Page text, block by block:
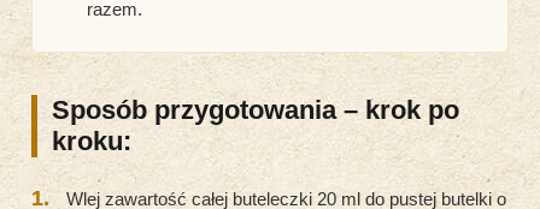
razem.
Sposób przygotowania – krok po
kroku:
1.
Wlej zawartość całej buteleczki 20 ml do pustej butelki o